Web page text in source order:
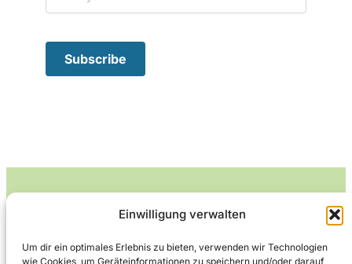
Einwilligung verwalten
Um dir ein optimales Erlebnis zu bieten, verwenden wir Technologien
wie Cookies, um Geräteinformationen zu speichern und/oder darauf
Leckerlife